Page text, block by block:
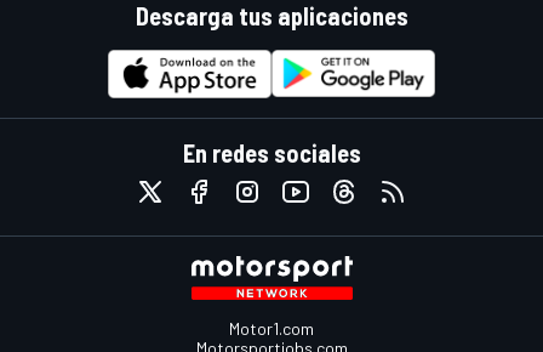
Descarga tus aplicaciones
En redes sociales
Motor1.com
Motorsportjobs.com